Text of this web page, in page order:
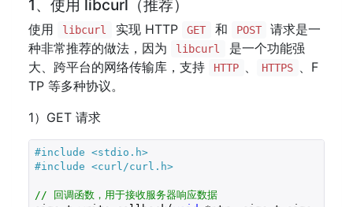
1、使用 libcurl（推荐）
使用 libcurl 实现 HTTP GET 和 POST
请求是一
种非常推荐的做法，因为
libcurl
是一个功能强
大、跨平台的网络传输库，支持
HTTP 、 HTTPS 、F
TP 等多种协议。
1）GET 请求
#include <stdio.h>
#include <curl/curl.h>
// 回调函数，用于接收服务器响应数据